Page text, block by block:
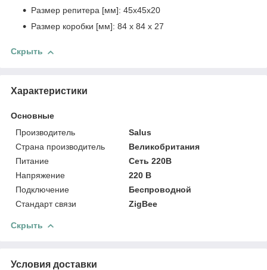
Размер репитера [мм]: 45x45x20
Размер коробки [мм]: 84 x 84 x 27
Скрыть
Характеристики
Основные
Производитель
Salus
Страна производитель
Великобритания
Питание
Сеть 220В
Напряжение
220 В
Подключение
Беспроводной
Стандарт связи
ZigBee
Скрыть
Условия доставки